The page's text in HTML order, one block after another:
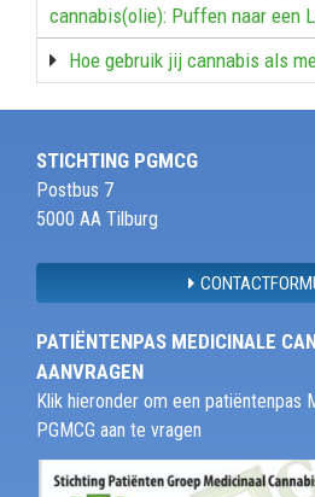
cannabis(olie): Puffen naar een
Hoe gebruik jij cannabis als
STICHTING PGMCG
Postbus 7
5000 AA Tilburg
PATIËNTENPAS MEDICINALE
AANVRAGEN
Klik hieronder om een patiëntenpas
PGMCG aan te vragen